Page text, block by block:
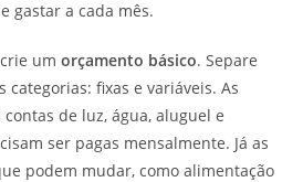
gastar a cada mês.
um orçamento básico. Separe
categorias: fixas e variáveis. As
de luz, água, aluguel e
ser pagas mensalmente. Já as
podem mudar, como alimentação